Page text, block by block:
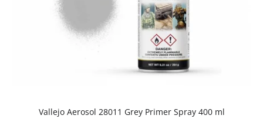
Vallejo Aerosol 28011 Grey Primer Spray 400 ml